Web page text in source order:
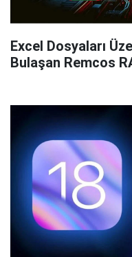
Excel Dosyaları
Bulaşan Remcos